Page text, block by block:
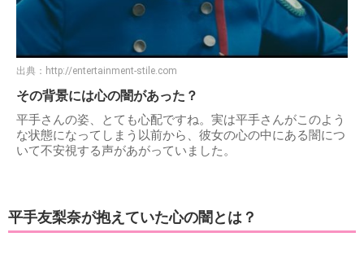
出典： http://entertainment-stile.com
その背景には心の闇があった？
平手さんの姿、とても心配ですね。実は平手さんがこのよう
な状態になってしまう以前から、彼女の心の中にある闇につ
いて不安視する声があがっていました。
平手友梨奈が抱えていた心の闇とは？